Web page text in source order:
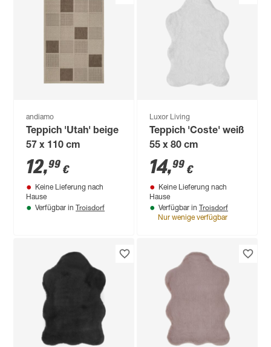
andiamo
Teppich 'Utah' beige
57 x 110 cm
12,99 €
Keine Lieferung nach
Hause
Verfügbar in Troisdorf
Luxor Living
Teppich 'Coste' weiß
55 x 80 cm
14,99 €
Keine Lieferung nach
Hause
Verfügbar in Troisdorf
Nur wenige verfügbar